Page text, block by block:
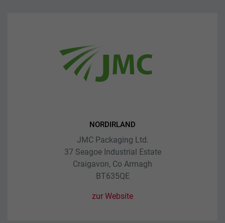
NORDIRLAND
JMC Packaging Ltd.
37 Seagoe Industrial Estate
Craigavon, Co Armagh
BT635QE
zur Website